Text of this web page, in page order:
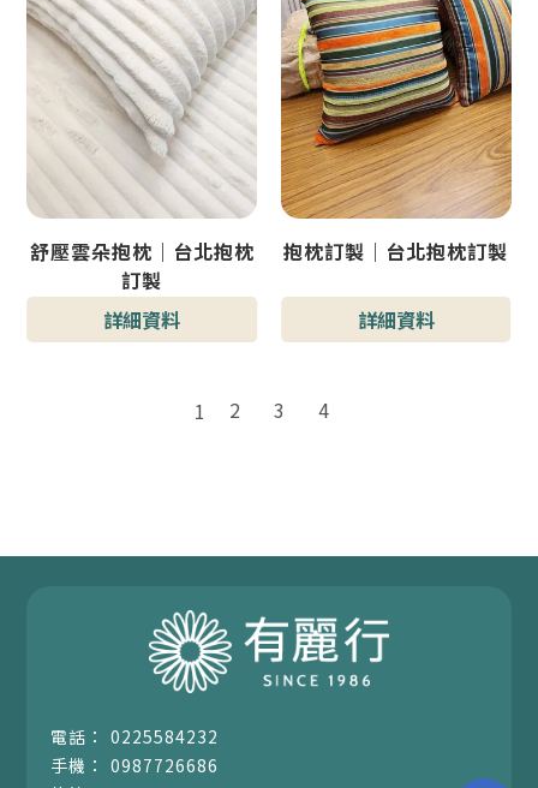
舒壓雲朵抱枕｜台北抱枕
訂製
詳細資料
抱枕訂製｜台北抱枕訂製
詳細資料
1 2 3 4
0225584232
0987726686